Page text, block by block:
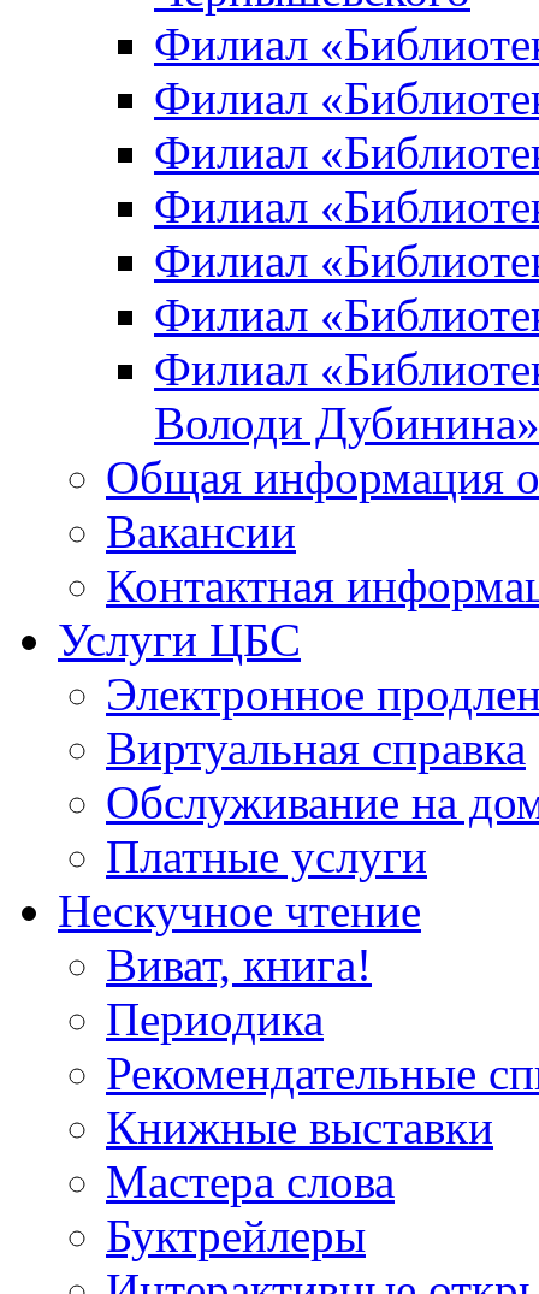
Филиал
Филиал
Филиал
Филиал
Филиал
Филиал
Филиал
Володи Дубинина»
Общая информация
Вакансии
Контактная
Услуги ЦБС
Электронное
Виртуальная справка
Обслуживание на
Платные услуги
Нескучное чтение
Виват, книга!
Периодика
Рекомендательные
Книжные выставки
Мастера слова
Буктрейлеры